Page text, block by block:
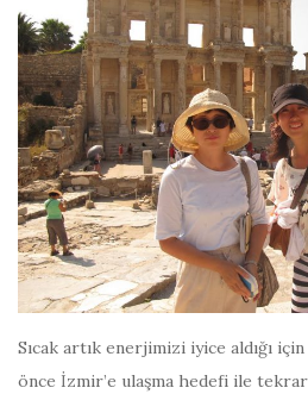
Sıcak artık enerjimizi iyice aldığı
önce İzmir’e ulaşma hedefi ile